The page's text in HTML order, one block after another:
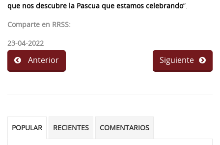
que nos descubre la Pascua que estamos celebrando”.
Comparte en RRSS:
23-04-2022
Anterior Siguiente
POPULAR RECIENTES COMENTARIOS